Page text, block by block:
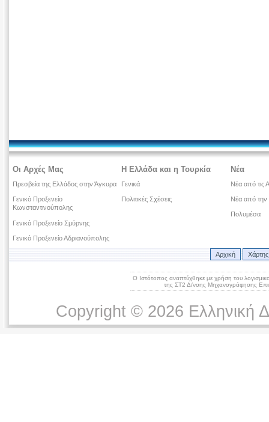
Οι Αρχές Μας
Πρεσβεία της Ελλάδος στην Άγκυρα
Γενικό Προξενείο
Κωνσταντινούπολης
Γενικό Προξενείο Σμύρνης
Γενικό Προξενείο Αδριανούπολης
Η Ελλάδα και η Τουρκία
Γενικά
Πολιτικές Σχέσεις
Νέα
Νέα από τις
Νέα από την
Πολυμέσα
Αρχική
Ο Ιστότοπος αναπτύχθηκε με χρήση του
της ΣΤ2 Δ/νσης Μηχανογράφησης
Copyright © 2026 Ελληνική